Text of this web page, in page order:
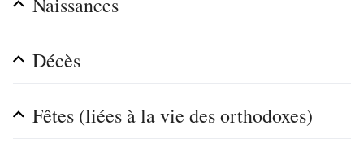
Décès
Fêtes (liées à la vie des orthodoxes)